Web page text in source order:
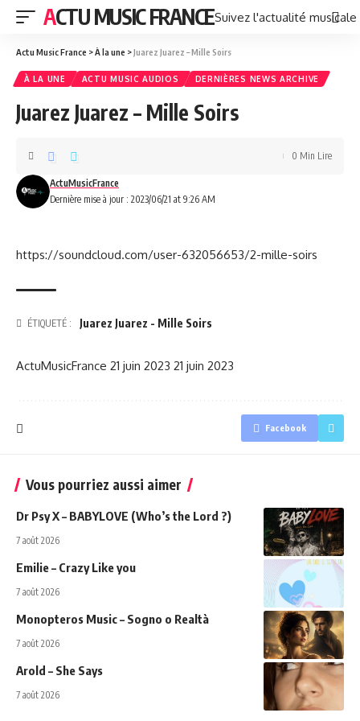
ACTU MUSIC FRANCESuivez l'actualité
Actu Music France >À la une >Juarez Juarez – Mille Soirs
À LA UNE ACTU MUSIC AUDIOS DERNIÈRES NEWS ARCHIVE
Juarez Juarez – Mille Soirs
Dernière mise à jour : 2023/06/21 at 9:26 AM
ActuMusicFrance
0 Min Lire
https://soundcloud.com/user-632056653/2-mille-soirs
ÉTIQUETÉ : Juarez Juarez - Mille Soirs
ActuMusicFrance 21 juin 2023 21 juin 2023
Facebook
Vous pourriez aussi aimer
Dr Psy X – BABYLOVE (Who’s the Lord ?)
7 août 2026
Emilie – Crazy Like you
7 août 2026
Monopteros Music – Sogno o Realtà
7 août 2026
Arold – She Says
7 août 2026